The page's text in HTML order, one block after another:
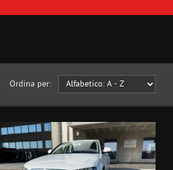
Ordina per: